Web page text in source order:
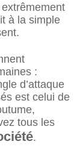
à la simple
:
d’attaque
est celui de
tous les
.